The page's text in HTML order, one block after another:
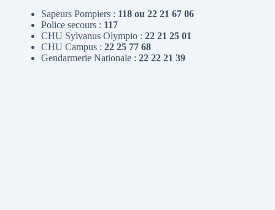
Sapeurs Pompiers : 118 ou 22 21 67 06
Police secours : 117
CHU Sylvanus Olympio : 22 21 25 01
CHU Campus : 22 25 77 68
Gendarmerie Nationale : 22 22 21 39